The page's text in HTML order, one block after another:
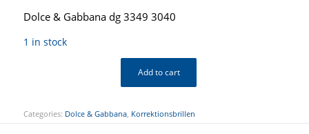
Dolce & Gabbana dg 3349 3040
1 in stock
Add to cart
Categories: Dolce & Gabbana, Korrektionsbrillen